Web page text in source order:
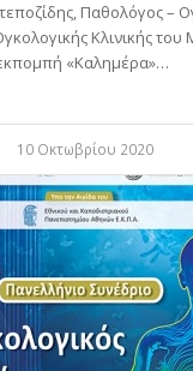
Παθολόγος –
Κλινικής
«Καλημέρα»…
10 Οκτωβρίου 2020